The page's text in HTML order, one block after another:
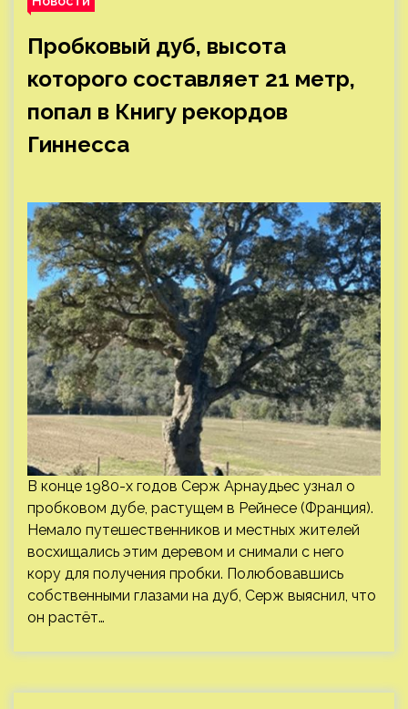
Пробковый дуб, высота
которого составляет 21 метр,
попал в Книгу рекордов
Гиннесса
В конце 1980-х годов Серж Арнаудьес узнал о
пробковом дубе, растущем в Рейнесе (Франция).
Немало путешественников и местных жителей
восхищались этим деревом и снимали с него
кору для получения пробки. Полюбовавшись
собственными глазами на дуб, Серж выяснил, что
он растёт…